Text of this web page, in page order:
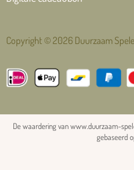
Copyright © 2026 Duurzaam
De waardering van www.duurzaam-
gebaseerd